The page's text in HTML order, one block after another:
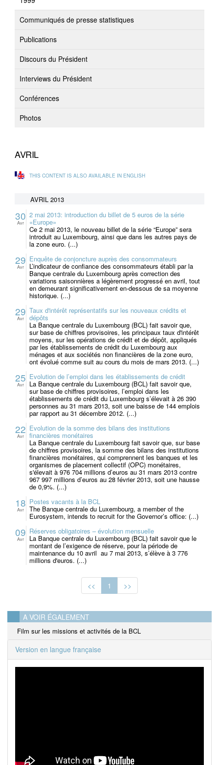
Communiqués de presse statistiques
Publications
Discours du Président
Interviews du Président
Conférences
Photos
AVRIL
THIS CONTENT IS ALSO AVAILABLE IN ENGLISH
AVRIL 2013
30
Avr
2 mai 2013: introduction du billet de 5 euros de la série
«Europe»
Ce 2 mai 2013, le nouveau billet de la série “Europe” sera
introduit au Luxembourg, ainsi que dans les autres pays de
la zone euro. (...)
29
Avr
Enquête de conjoncture auprès des consommateurs
L’indicateur de confiance des consommateurs établi par la
Banque centrale du Luxembourg après correction des
variations saisonnières a légèrement progressé en avril, tout
en demeurant significativement en-dessous de sa moyenne
historique. (...)
29
Avr
Taux d'intérêt représentatifs sur les nouveaux crédits et
dépôts
La Banque centrale du Luxembourg (BCL) fait savoir que,
sur base de chiffres provisoires, les principaux taux d'intérêt
moyens, sur les opérations de crédit et de dépôt, appliqués
par les établissements de crédit du Luxembourg aux
ménages et aux sociétés non financières de la zone euro,
ont évolué comme suit au cours du mois de mars 2013. (...)
25
Avr
Evolution de l’emploi dans les établissements de crédit
La Banque centrale du Luxembourg (BCL) fait savoir que,
sur base de chiffres provisoires, l’emploi dans les
établissements de crédit du Luxembourg s’élevait à 26 390
personnes au 31 mars 2013, soit une baisse de 144 emplois
par rapport au 31 décembre 2012. (...)
22
Avr
Evolution de la somme des bilans des institutions
financières monétaires
La Banque centrale du Luxembourg fait savoir que, sur base
de chiffres provisoires, la somme des bilans des institutions
financières monétaires, qui comprennent les banques et les
organismes de placement collectif (OPC) monétaires,
s'élevait à 976 704 millions d’euros au 31 mars 2013 contre
967 997 millions d’euros au 28 février 2013, soit une hausse
de 0,9%. (...)
18
Avr
Postes vacants à la BCL
The Banque centrale du Luxembourg, a member of the
Eurosystem, intends to recruit for the Governor’s office: (...)
09
Avr
Réserves obligatoires – évolution mensuelle
La Banque centrale du Luxembourg (BCL) fait savoir que le
montant de l’exigence de réserve, pour la période de
maintenance du 10 avril au 7 mai 2013, s’élève à 3 776
millions d'euros. (...)
<< 1 >>
A VOIR ÉGALEMENT
Film sur les missions et activités de la BCL
Version en langue française